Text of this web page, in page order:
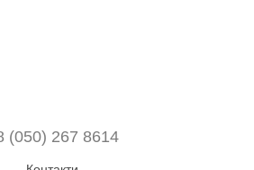
(050) 267 8614